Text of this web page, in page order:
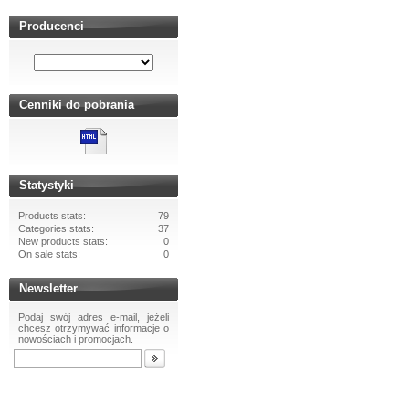
Producenci
Cenniki do pobrania
Statystyki
Products stats:
79
Categories stats:
37
New products stats:
0
On sale stats:
0
Newsletter
Podaj swój adres e-mail, jeżeli
chcesz otrzymywać informacje o
nowościach i promocjach.